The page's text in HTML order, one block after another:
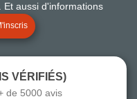
aussi d'informations
VÉRIFIÉS)
de 5000 avis